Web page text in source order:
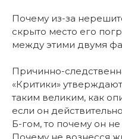
Почему из-за
скрыто место его
между этими двумя
Причинно-
«Критики»
таким великим, как
если он
Б-гом, то почему он